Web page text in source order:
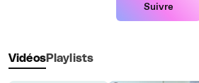
Suivre
VidéosPlaylists